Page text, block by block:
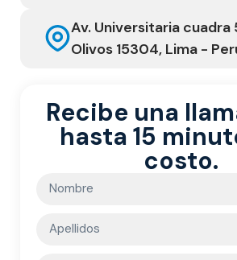
Av. Universitaria cuadra
Olivos 15304, Lima -
Recibe una
hasta 15
costo.